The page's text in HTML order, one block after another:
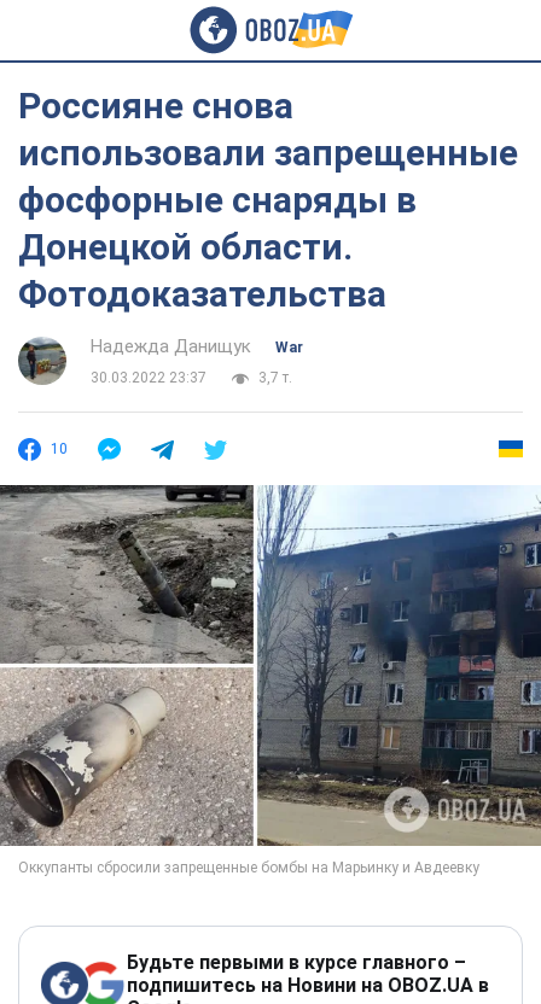
Россияне снова
использовали запрещенные
фосфорные снаряды в
Донецкой области.
Фотодоказательства
Надежда Данищук
War
30.03.2022 23:37
3,7 т.
10
Будьте первыми в курсе главного –
подпишитесь на Новини на OBOZ.UA в